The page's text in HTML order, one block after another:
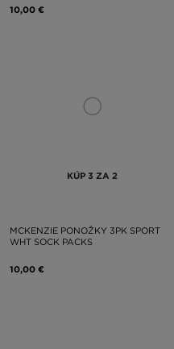
10,00 €
KÚP 3 ZA 2
MCKENZIE PONOŽKY 3PK SPORT
WHT SOCK PACKS
10,00 €